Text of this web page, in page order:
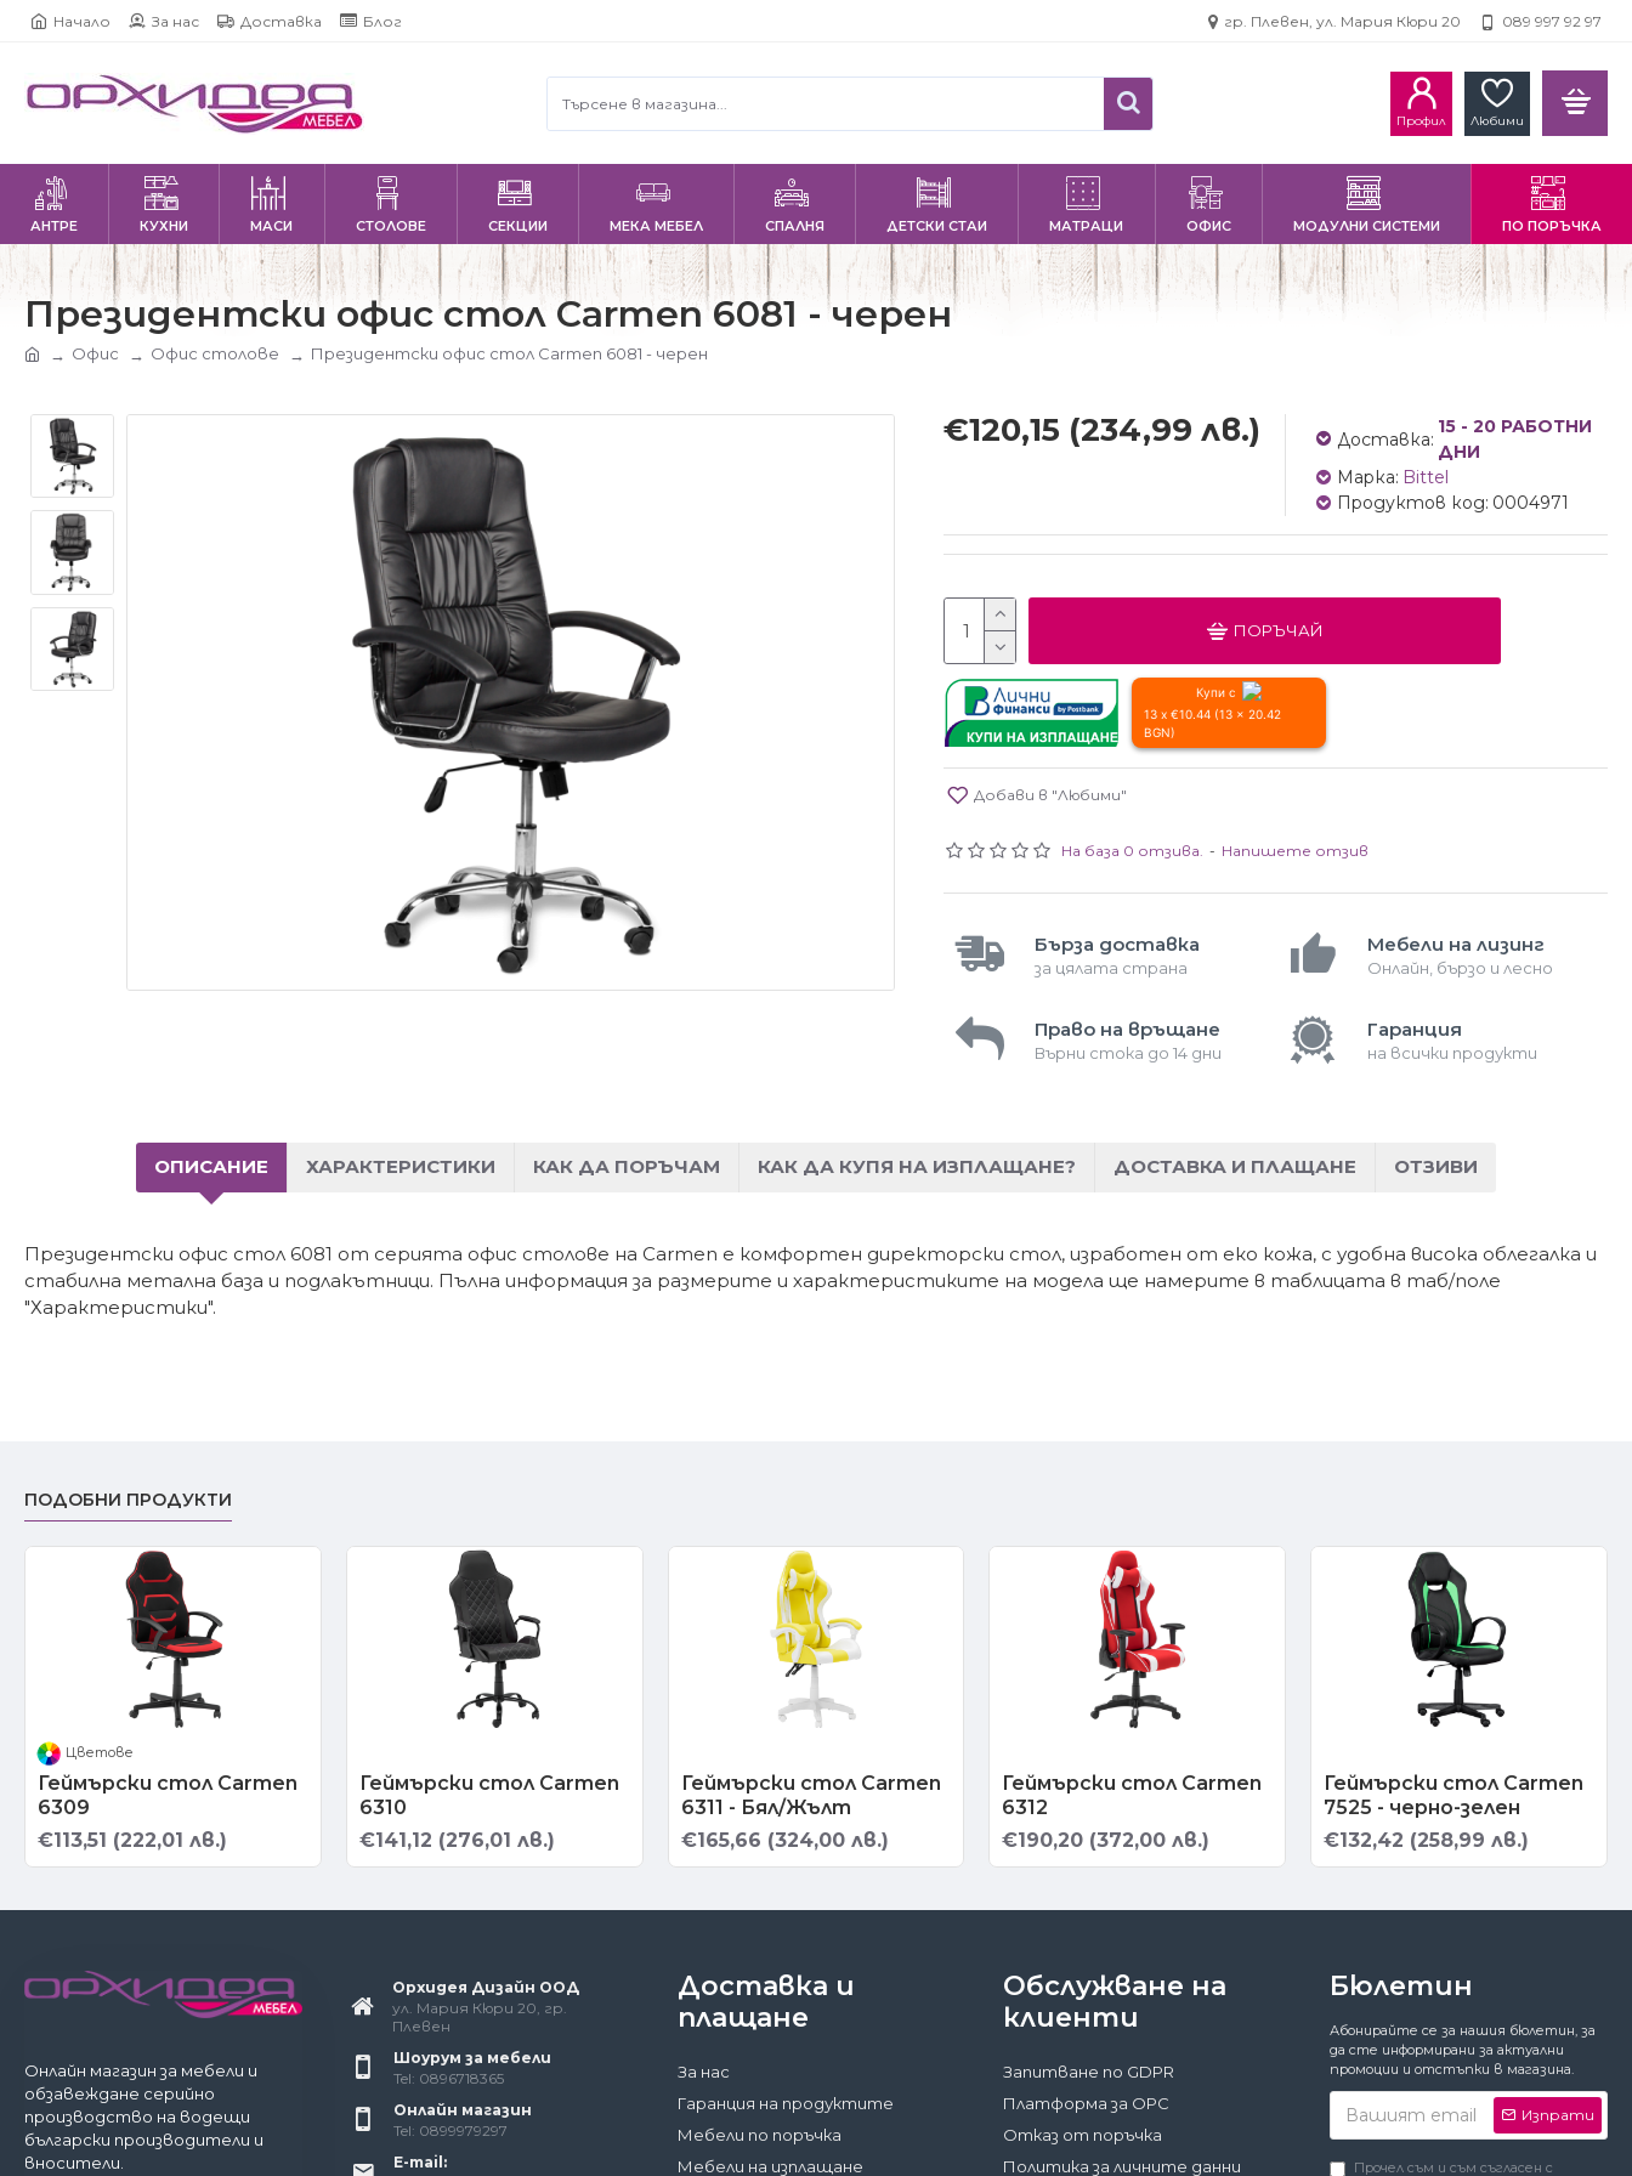
Начало За нас Доставка Блог гр. Плевен, ул. Мария Кюри 20 089 997 92 97
Профил Любими
АНТРЕ КУХНИ МАСИ СТОЛОВЕ СЕКЦИИ МЕКА МЕБЕЛ СПАЛНЯ ДЕТСКИ СТАИ МАТРАЦИ ОФИС МОДУЛНИ СИСТЕМИ ПО ПОРЪЧКА
Офис Офис столове Президентски офис стол Carmen 6081 - черен
Президентски офис стол Carmen 6081 - черен
На база 0 отзива. - Напишете отзив
€120,15 (234,99 лв.) Доставка:
15 - 20 РАБОТНИ
ДНИ
Марка: Bittel
Продуктов код: 0004971
ПОРЪЧАЙ
Купи с
13 x €10.44 (13 x 20.42
BGN)
Добави в "Любими"
Бърза доставка
за цялата страна
Мебели на лизинг
Онлайн, бързо и лесно
Право на връщане
Върни стока до 14 дни
Гаранция
на всички продукти
ОПИСАНИЕ ХАРАКТЕРИСТИКИ КАК ДА ПОРЪЧАМ КАК ДА КУПЯ НА ИЗПЛАЩАНЕ? ДОСТАВКА И ПЛАЩАНЕ ОТЗИВИ
Президентски офис стол 6081 от серията офис столове на Carmen е комфортен директорски стол, изработен от еко кожа, с удобна висока облегалка и
стабилна метална база и подлакътници. Пълна информация за размерите и характеристиките на модела ще намерите в таблицата в таб/поле
"Характеристики".
ПОДОБНИ ПРОДУКТИ
Цветове
Геймърски стол Carmen
6309
€113,51 (222,01 лв.)
Геймърски стол Carmen
6310
€141,12 (276,01 лв.)
Геймърски стол Carmen
6311 - Бял/Жълт
€165,66 (324,00 лв.)
Геймърски стол Carmen
6312
€190,20 (372,00 лв.)
Геймърски стол Carmen
7525 - черно-зелен
€132,42 (258,99 лв.)
Онлайн магазин за мебели и
обзавеждане серийно
производство на водещи
български производители и
вносители.
Орхидея Дизайн ООД
ул. Мария Кюри 20, гр.
Плевен
Шоурум за мебели
Tel: 0896718365
Онлайн магазин
Tel: 0899979297
E-mail:
Доставка и
плащане
За нас
Гаранция на продуктите
Мебели по поръчка
Мебели на изплащане
Обслужване на
клиенти
Запитване по GDPR
Платформа за ОРС
Отказ от поръчка
Политика за личните данни
Бюлетин
Абонирайте се за нашия бюлетин, за
да сте информирани за актуални
промоции и отстъпки в магазина.
Изпрати
Прочел съм и съм съгласен с